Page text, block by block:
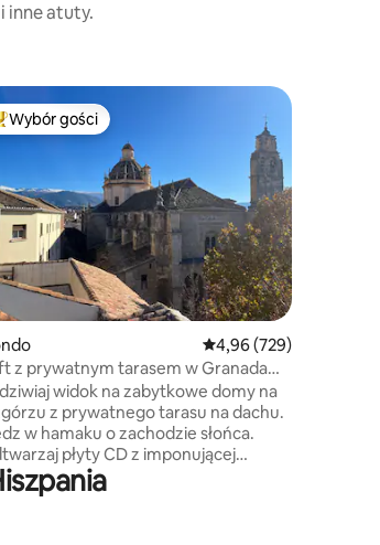
inne atuty.
na 5, liczba recenzji: 116
z kategorii Wybór gości
Wybór gości
Średnia ocena: 4,96
4,96 (729)
z prywatnym tarasem w Granada
widok na zabytkowe domy na
z prywatnego tarasu na dachu.
w hamaku o zachodzie słońca.
płyty CD z imponującej
lub gotuj w kuchni z widokiem 2
z niesamowitymi widokami na